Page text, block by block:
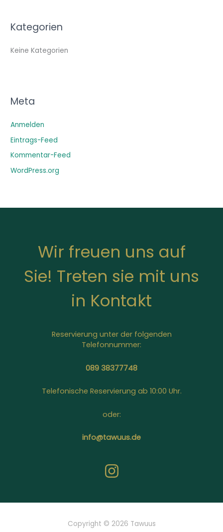
Kategorien
Keine Kategorien
Meta
Anmelden
Eintrags-Feed
Kommentar-Feed
WordPress.org
Wir freuen uns auf
Sie! Treten sie mit uns
in Kontakt
Reservierung unter der folgenden
Telefonnummer:
089 38377748
Telefonische Reservierung ab 10:00 Uhr.
oder:
info@tawuus.de
Copyright © 2026 Tawuus